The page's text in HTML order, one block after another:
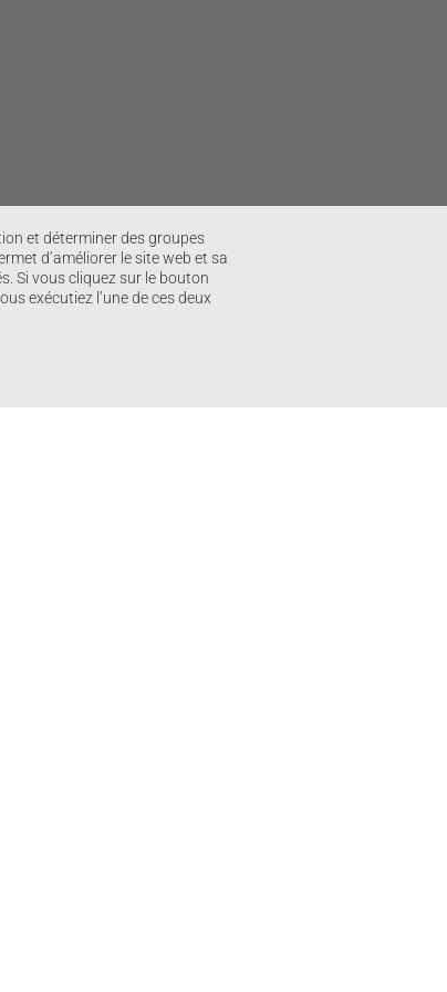
et déterminer des groupes
d’améliorer le site web et sa
Si vous cliquez sur le bouton
exécutiez l’une de ces deux